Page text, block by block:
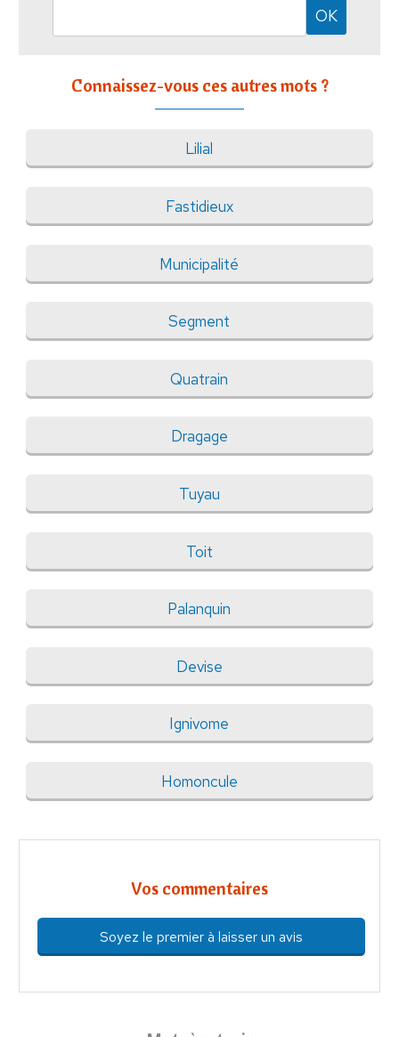
Connaissez-vous ces autres mots ?
Lilial
Fastidieux
Municipalité
Segment
Quatrain
Dragage
Tuyau
Toit
Palanquin
Devise
Ignivome
Homoncule
Vos commentaires
Soyez le premier à laisser un avis